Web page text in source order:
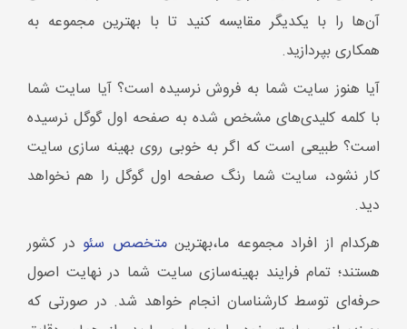
هرکدام از افراد مجموعه ما،بهترین متخصص سئو در کشور
هستند؛ تمام فرایند بهینه‌سازی سایت شما در نهایت اصول
بهینه‌سازی سایت خود را به ما بسپارید، از همان دقایق
ابتدایی تا کسب رتبه اول گوگل، در کنار شما و همراه با شما
خواهیم بود.
همچنین کارشناسان ما، در صورت بروز مشکلات احتمالی،
وب سایت به نحوی مناسب در دسترس کاربران هدف قرار
گیرد. صفر تا صد مراحل کار به دست کارشناسان و تحت نظر
آن‌ها انجام خواهد گرفت. به این ترتیب نیاز نیست نگران